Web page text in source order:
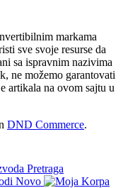
markama
sve svoje resurse da
sa ispravnim nazivima
ne možemo garantovati
artikala na ovom sajtu u
DND Commerce.
Pretraga
Novo